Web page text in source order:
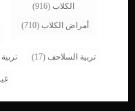
الكلاب (916)
أمراض الكلاب (710)
تربية السلاحف (17)